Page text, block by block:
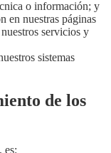
o información; y
en nuestras páginas
servicios y
sistemas
de los
es: